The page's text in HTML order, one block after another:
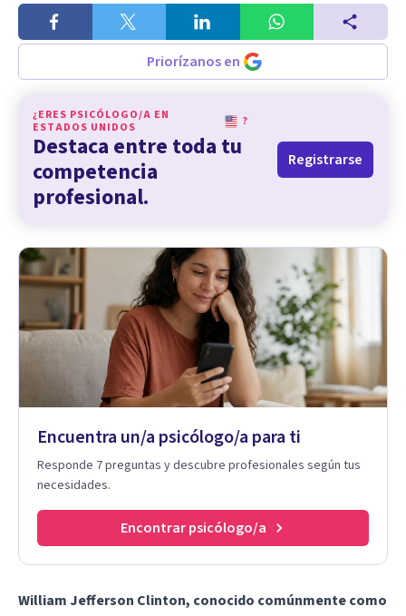
Priorízanos en
¿ERES PSICÓLOGO/A EN
ESTADOS UNIDOS
?
Destaca entre toda tu
competencia
profesional.
Registrarse
Encuentra un/a psicólogo/a para ti
Responde 7 preguntas y descubre profesionales según tus
necesidades.
Encontrar psicólogo/a
William Jefferson Clinton, conocido comúnmente como